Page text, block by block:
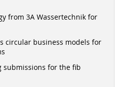
from 3A Wassertechnik for
circular business models for
submissions for the fib